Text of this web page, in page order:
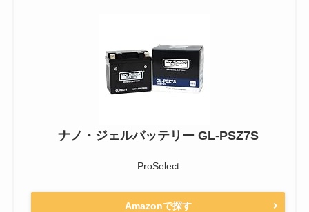
ナノ・ジェルバッテリー GL-PSZ7S
ProSelect
Amazonで探す